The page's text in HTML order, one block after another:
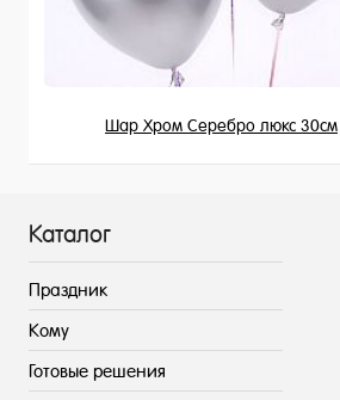
Шар Хром Серебро люкс 30см
Каталог
Праздник
Кому
Готовые решения